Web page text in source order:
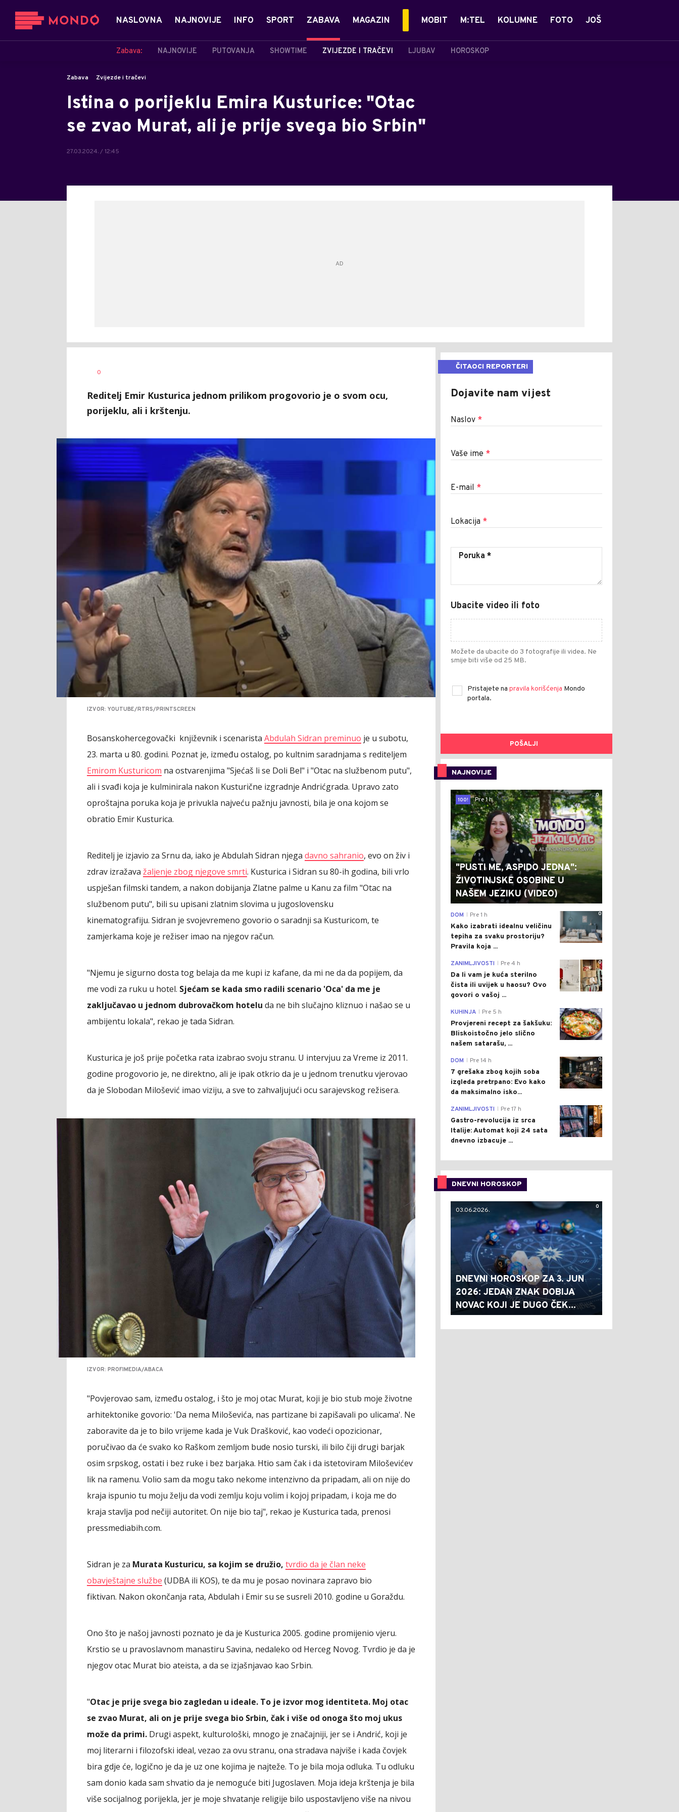
NASLOVNA NAJNOVIJE INFO SPORT ZABAVA
Zabava: NAJNOVIJE PUTOVANJA SHOWTIME ZVIJEZDE I TRAČEVI LJUBAV HOROSKOP
MAGAZIN MOBIT M:TEL KOLUMNE FOTO JOŠ
Zabava Zvijezde i tračevi
Istina o porijeklu Emira Kusturice: "Otac
se zvao Murat, ali je prije svega bio Srbin"
27.03.2024. / 12:45
AUTOR
0
Reditelj Emir Kusturica jednom prilikom progovorio je o svom ocu,
porijeklu, ali i krštenju.
IZVOR: YOUTUBE/RTRS/PRINTSCREEN
Bosanskohercegovački književnik i scenarista Abdulah Sidran preminuo je u subotu,
23. marta u 80. godini. Poznat je, između ostalog, po kultnim saradnjama s rediteljem
Emirom Kusturicom na ostvarenjima "Sjećaš li se Doli Bel" i "Otac na službenom putu",
ali i svađi koja je kulminirala nakon Kusturične izgradnje Andrićgrada. Upravo zato
oproštajna poruka koja je privukla najveću pažnju javnosti, bila je ona kojom se
obratio Emir Kusturica.
Reditelj je izjavio za Srnu da, iako je Abdulah Sidran njega davno sahranio, evo on živ i
zdrav izražava žaljenje zbog njegove smrti. Kusturica i Sidran su 80-ih godina, bili vrlo
uspješan filmski tandem, a nakon dobijanja Zlatne palme u Kanu za film "Otac na
službenom putu", bili su upisani zlatnim slovima u jugoslovensku
kinematografiju. Sidran je svojevremeno govorio o saradnji sa Kusturicom, te
zamjerkama koje je režiser imao na njegov račun.
"Njemu je sigurno dosta tog belaja da me kupi iz kafane, da mi ne da da popijem, da
me vodi za ruku u hotel. Sjećam se kada smo radili scenario 'Oca' da me je
zaključavao u jednom dubrovačkom hotelu da ne bih slučajno kliznuo i našao se u
ambijentu lokala", rekao je tada Sidran.
Kusturica je još prije početka rata izabrao svoju stranu. U intervjuu za Vreme iz 2011.
godine progovorio je, ne direktno, ali je ipak otkrio da je u jednom trenutku vjerovao
da je Slobodan Milošević imao viziju, a sve to zahvaljujući ocu sarajevskog režisera.
IZVOR: PROFIMEDIA/ABACA
"Povjerovao sam, između ostalog, i što je moj otac Murat, koji je bio stub moje životne
arhitektonike govorio: 'Da nema Miloševića, nas partizane bi zapišavali po ulicama'. Ne
zaboravite da je to bilo vrijeme kada je Vuk Drašković, kao vodeći opozicionar,
poručivao da će svako ko Raškom zemljom bude nosio turski, ili bilo čiji drugi barjak
osim srpskog, ostati i bez ruke i bez barjaka. Htio sam čak i da istetoviram Miloševićev
lik na ramenu. Volio sam da mogu tako nekome intenzivno da pripadam, ali on nije do
kraja ispunio tu moju želju da vodi zemlju koju volim i kojoj pripadam, i koja me do
kraja stavlja pod nečiji autoritet. On nije bio taj", rekao je Kusturica tada, prenosi
pressmediabih.com.
Sidran je za Murata Kusturicu, sa kojim se družio, tvrdio da je član neke
obavještajne službe (UDBA ili KOS), te da mu je posao novinara zapravo bio
fiktivan. Nakon okončanja rata, Abdulah i Emir su se susreli 2010. godine u Goraždu.
Ono što je našoj javnosti poznato je da je Kusturica 2005. godine promijenio vjeru.
Krstio se u pravoslavnom manastiru Savina, nedaleko od Herceg Novog. Tvrdio je da je
njegov otac Murat bio ateista, a da se izjašnjavao kao Srbin.
"Otac je prije svega bio zagledan u ideale. To je izvor mog identiteta. Moj otac
se zvao Murat, ali on je prije svega bio Srbin, čak i više od onoga što moj ukus
može da primi. Drugi aspekt, kulturološki, mnogo je značajniji, jer se i Andrić, koji je
moj literarni i filozofski ideal, vezao za ovu stranu, ona stradava najviše i kada čovjek
bira gdje će, logično je da je uz one kojima je najteže. To je bila moja odluka. Tu odluku
sam donio kada sam shvatio da je nemoguće biti Jugoslaven. Moja ideja krštenja je bila
više socijalnog porijekla, jer je moje shvatanje religije bilo uspostavljeno više na nivou
ČITAOCI REPORTERI
Dojavite nam vijest
Naslov *
Vaše ime *
E-mail *
Lokacija *
Ubacite video ili foto
Možete da ubacite do 3 fotografije ili videa. Ne
smije biti više od 25 MB.
Pristajete na pravila korišćenja Mondo
portala.
POŠALJI
NAJNOVIJE
0
100!
Pre 1 h
"PUSTI ME, ASPIDO JEDNA":
ŽIVOTINJSKE OSOBINE U
NAŠEM JEZIKU (VIDEO)
0
DOM Pre 1 h
Kako izabrati idealnu veličinu
tepiha za svaku prostoriju?
Pravila koja ...
0
ZANIMLJIVOSTI Pre 4 h
Da li vam je kuća sterilno
čista ili uvijek u haosu? Ovo
govori o vašoj ...
0
KUHINJA Pre 5 h
Provjereni recept za šakšuku:
Bliskoistočno jelo slično
našem satarašu, ...
0
DOM Pre 14 h
7 grešaka zbog kojih soba
izgleda pretrpano: Evo kako
da maksimalno isko...
0
ZANIMLJIVOSTI Pre 17 h
Gastro-revolucija iz srca
Italije: Automat koji 24 sata
dnevno izbacuje ...
DNEVNI HOROSKOP
0
03.06.2026.
DNEVNI HOROSKOP ZA 3. JUN
2026: JEDAN ZNAK DOBIJA
NOVAC KOJI JE DUGO ČEK...